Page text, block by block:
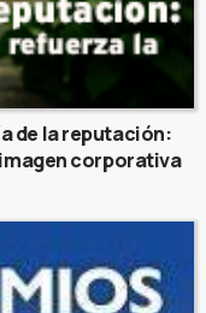
de la reputación:
corporativa